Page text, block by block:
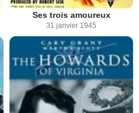
Ses trois amoureux
31 janvier 1945